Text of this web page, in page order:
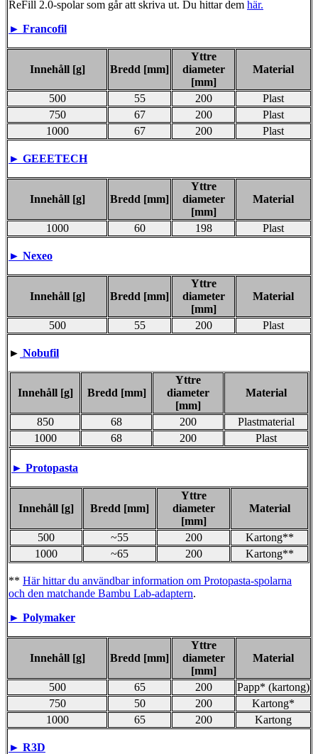
ReFill 2.0-spolar som går att skriva ut. Du hittar dem här.
► Francofil
Innehåll [g] Bredd [mm]
Yttre
diameter
[mm]
Material
500 55 200
Plast
750
67 200
Plast
1000
67 200 Plast
► GEEETECH
Innehåll [g] Bredd [mm]
Yttre
diameter
[mm]
Material
1000 60 198 Plast
► Nexeo
Innehåll [g] Bredd [mm]
Yttre
diameter
[mm]
Material
500 55 200 Plast
► Nobufil
Innehåll [g] Bredd [mm]
Yttre
diameter
[mm]
Material
850 68 200
Plastmaterial
1000
68 200 Plast
► Protopasta
Innehåll [g] Bredd [mm]
Yttre
diameter
[mm]
Material
500 ~55 200
Kartong**
1000
~65 200 Kartong**
** Här hittar du användbar information om Protopasta-spolarna
och den matchande Bambu Lab-adaptern.
► Polymaker
Innehåll [g] Bredd [mm]
Yttre
diameter
[mm]
Material
500 65 200
Papp* (kartong)
750
50 200
Kartong*
1000
65 200 Kartong
► R3D